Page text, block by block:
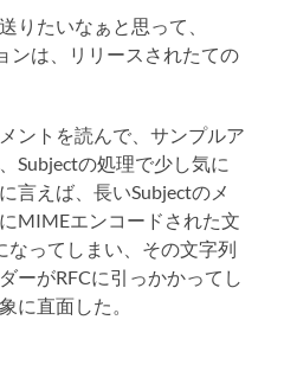
りたいなぁと思って、
ンは、リリースされたての
ントを読んで、サンプルア
Subjectの処理で少し気に
言えば、長いSubjectのメ
MIMEエンコードされた文
なってしまい、その文字列
ーがRFCに引っかかってし
に直面した。